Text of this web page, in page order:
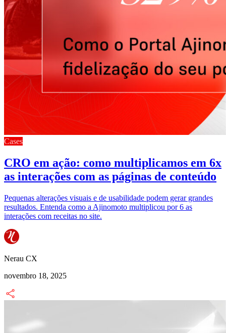
Cases
CRO em ação: como multiplicamos em 6x
as interações com as páginas de conteúdo
Pequenas alterações visuais e de usabilidade podem gerar grandes
resultados. Entenda como a Ajinomoto multiplicou por 6 as
interações com receitas no site.
Nerau CX
novembro 18, 2025